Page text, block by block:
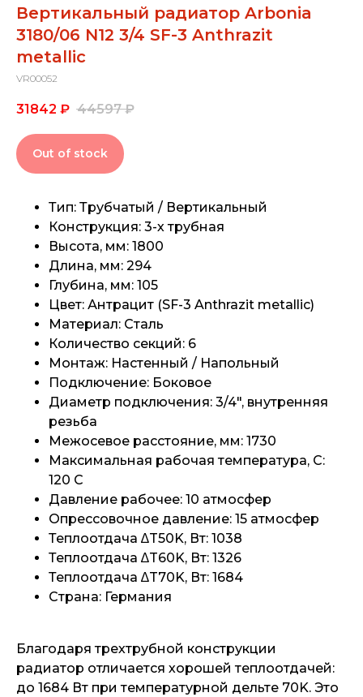
Вертикальный радиатор Arbonia
3180/06 N12 3/4 SF-3 Anthrazit
metallic
VR00052
31842 ₽ 44597 ₽
Out of stock
Тип: Трубчатый / Вертикальный
Конструкция: 3-х трубная
Высота, мм: 1800
Длина, мм: 294
Глубина, мм: 105
Цвет: Антрацит (SF-3 Anthrazit metallic)
Материал: Сталь
Количество секций: 6
Монтаж: Настенный / Напольный
Подключение: Боковое
Диаметр подключения: 3/4", внутренняя
резьба
Межосевое расстояние, мм: 1730
Максимальная рабочая температура, C:
120 C
Давление рабочее: 10 атмосфер
Опрессовочное давление: 15 атмосфер
Теплоотдача ∆T50K, Вт: 1038
Теплоотдача ∆T60K, Вт: 1326
Теплоотдача ∆T70K, Вт: 1684
Страна: Германия
Благодаря трехтрубной конструкции
радиатор отличается хорошей теплоотдачей:
до 1684 Вт при температурной дельте 70K. Это